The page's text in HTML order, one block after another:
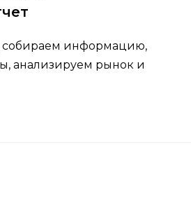
собираем информацию,
анализируем рынок и